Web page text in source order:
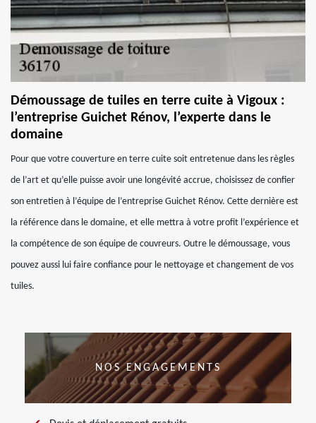
Démoussage de tuiles en terre cuite à Vigoux :
l’entreprise Guichet Rénov, l’experte dans le
domaine
Pour que votre couverture en terre cuite soit entretenue dans les règles
de l’art et qu’elle puisse avoir une longévité accrue, choisissez de confier
son entretien à l’équipe de l’entreprise Guichet Rénov. Cette dernière est
la référence dans le domaine, et elle mettra à votre profit l’expérience et
la compétence de son équipe de couvreurs. Outre le démoussage, vous
pouvez aussi lui faire confiance pour le nettoyage et changement de vos
tuiles.
NOS ENGAGEMENTS